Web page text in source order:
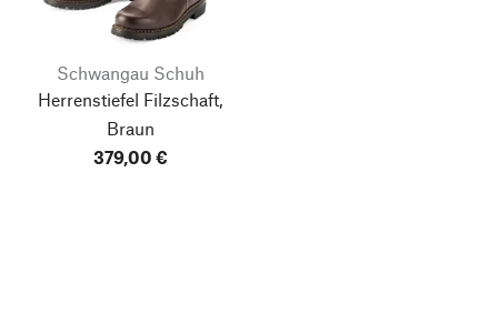
Schwangau Schuh
Herrenstiefel Filzschaft,
Braun
379,00 €